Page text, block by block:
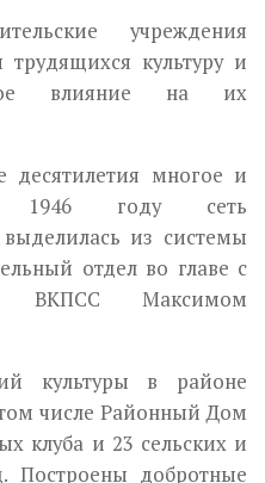
учреждения
культуру и
влияние на их
многое и
году сеть
выделилась из системы
отдел во главе с
ВКПСС Максимом
культуры в районе
числе Районный Дом
клуба и 23 сельских и
Построены добротные